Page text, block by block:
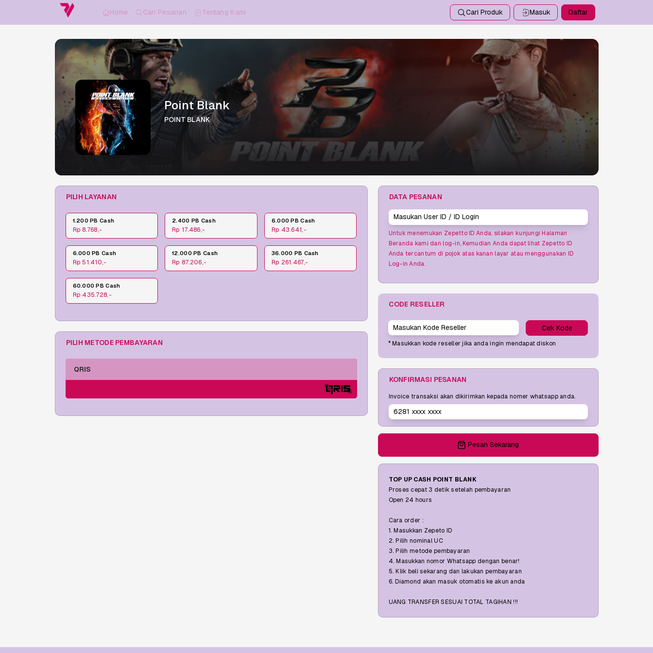
Home Cari Pesanan Tentang Kami Cari Produk Masuk Daftar
Point Blank
POINT BLANK
PILIH LAYANAN
1.200 PB Cash
Rp 8.768,-
2.400 PB Cash
Rp 17.486,-
6.000 PB Cash
Rp 43.641,-
6.000 PB Cash
Rp 51.410,-
12.000 PB Cash
Rp 87.206,-
36.000 PB Cash
Rp 261.467,-
60.000 PB Cash
Rp 435.728,-
PILIH METODE PEMBAYARAN
QRIS
DATA PESANAN
Untuk menemukan Zepetto ID Anda, silakan kunjungi Halaman
Beranda kami dan log-in, Kemudian Anda dapat lihat Zepetto ID
Anda tercantum di pojok atas kanan layar atau menggunakan ID
Log-in Anda.
CODE RESELLER
Cek Kode
* Masukkan kode reseller jika anda ingin mendapat diskon
KONFIRMASI PESANAN
Invoice transaksi akan dikirimkan kepada nomer whatsapp anda.
Pesan Sekarang
TOP UP CASH POINT BLANK
Proses cepat 3 detik setelah pembayaran
Open 24 hours
Cara order :
1. Masukkan Zepeto ID
2. Pilih nominal UC
3. Pilih metode pembayaran
4. Masukkan nomor Whatsapp dengan benar!
5. Klik beli sekarang dan lakukan pembayaran
6. Diamond akan masuk otomatis ke akun anda
UANG TRANSFER SESUAI TOTAL TAGIHAN !!!